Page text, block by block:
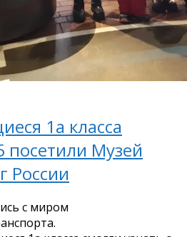
1а класса
Музей
России
с миром